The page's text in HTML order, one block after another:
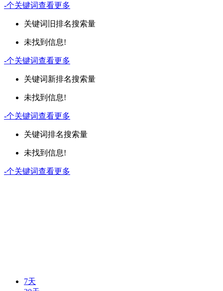
-个关键词查看更多
关键词 旧排名搜索量
未找到信息!
-个关键词查看更多
关键词新排名搜索量
未找到信息!
-个关键词查看更多
关键词排名搜索量
未找到信息!
-个关键词查看更多
7天